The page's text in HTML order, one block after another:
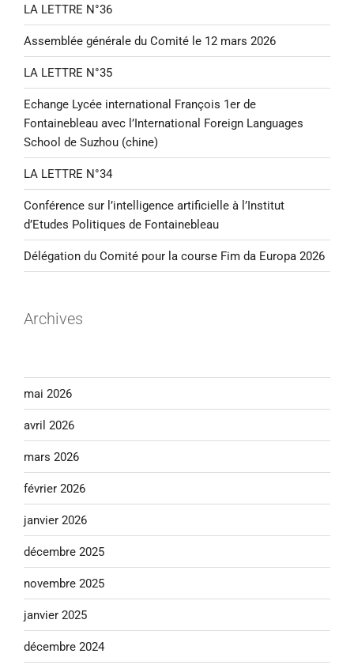
LA LETTRE N°36
Assemblée générale du Comité le 12 mars 2026
LA LETTRE N°35
Echange Lycée international François 1er de
Fontainebleau avec l’International Foreign Languages
School de Suzhou (chine)
LA LETTRE N°34
Conférence sur l’intelligence artificielle à l’Institut
d’Etudes Politiques de Fontainebleau
Délégation du Comité pour la course Fim da Europa 2026
Archives
mai 2026
avril 2026
mars 2026
février 2026
janvier 2026
décembre 2025
novembre 2025
janvier 2025
décembre 2024